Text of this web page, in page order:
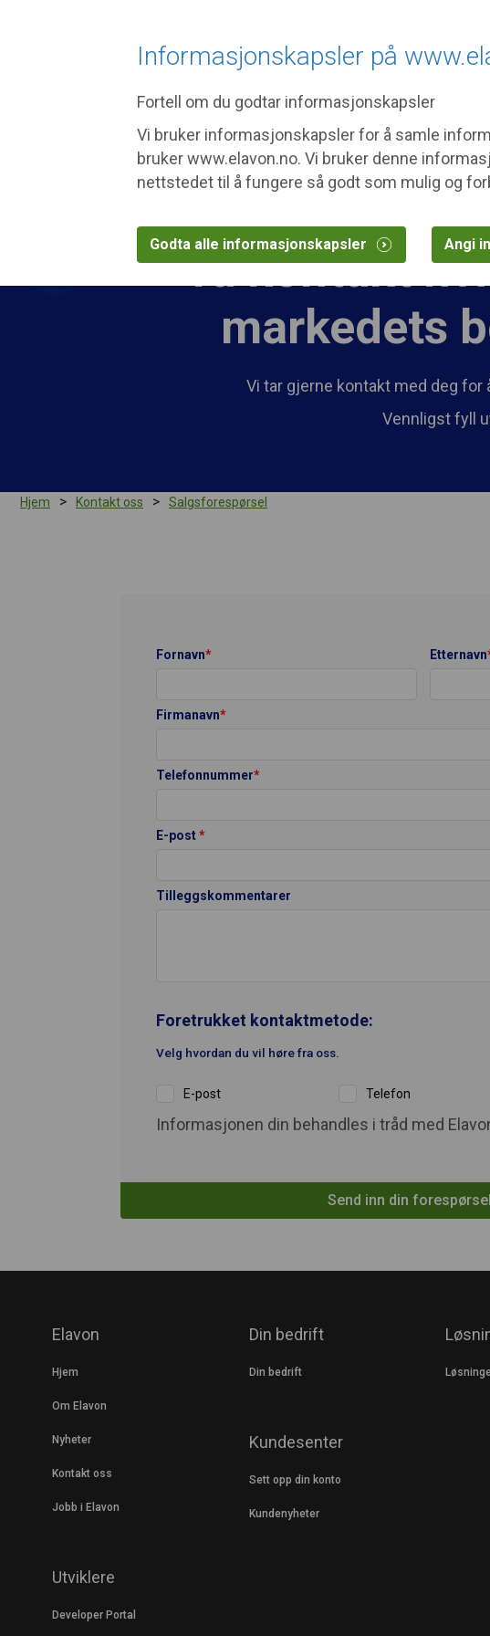
Informasjonskapsler på
Fortell om du godtar informasjonskapsler
Vi bruker informasjonskapsler for å samle
bruker www.elavon.no. Vi bruker denne
nettstedet til å fungere så godt som mulig og
Godta alle informasjonskapsler Angi
Din bedrift Løsninger
Ta kontakt
markedets
Vi tar gjerne kontakt med deg for
Vennligst fyll
You are here:
Hjem > Kontakt oss > Salgsforespørsel
Fornavn* Etternavn
Firmanavn*
Telefonnummer*
E-post*
Tilleggskommentarer
Foretrukket kontaktmetode:
Velg hvordan du vil høre fra oss.
E-post Telefon
Send inn din forespørsel
Informasjonen din behandles i tråd med
Elavon
Hjem
Om Elavon
Nyheter
Kontakt oss
Jobb i Elavon
Utviklere
Developer Portal
Din bedrift
Din bedrift
Kundesenter
Sett opp din konto
Kundenyheter